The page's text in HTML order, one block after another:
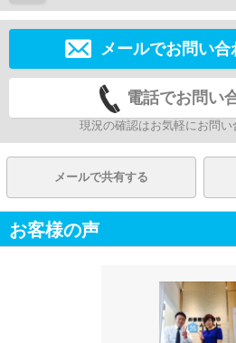
メールでお問い合
電話でお問い
現況の確認はお気軽にお問い
メールで共有する
お客様の声